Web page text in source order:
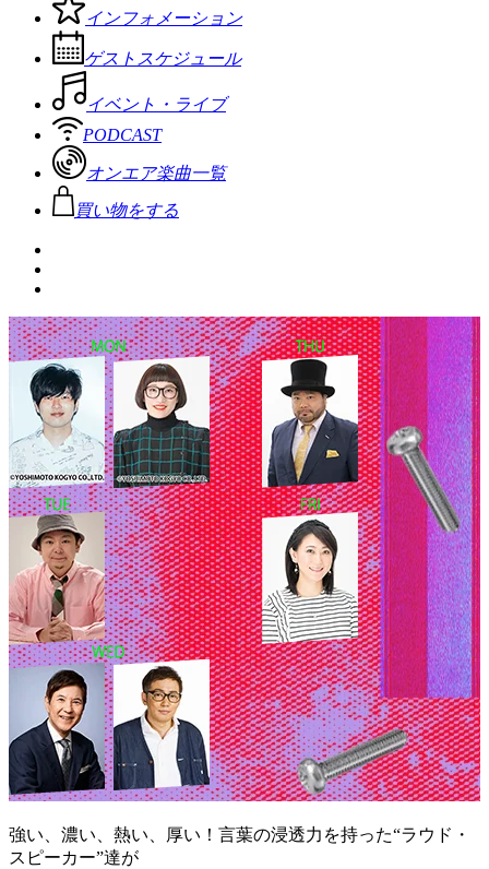
インフォメーション
ゲストスケジュール
イベント・ライブ
PODCAST
オンエア楽曲一覧
買い物をする
強い、濃い、熱い、厚い！言葉の浸透力を持った“ラウド・
スピーカー”達が